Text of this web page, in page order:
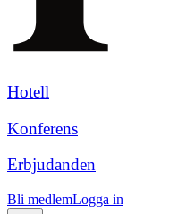
Hotell
Konferens
Erbjudanden
Bli medlemLogga in